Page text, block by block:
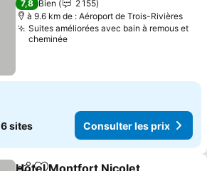
7,8 Bien
2 155
à 9.6 km de : Aéroport de Trois-Rivières
Suites améliorées avec bain à remous et
cheminée
6 sites Consulter les prix
Hotel Montfort Nicolet